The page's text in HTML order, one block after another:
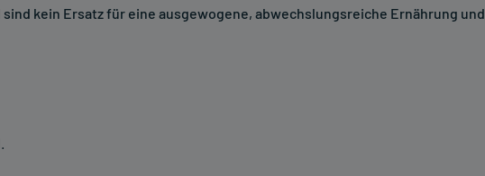
kein Ersatz für eine ausgewogene, abwechslungsreiche Ernährung und